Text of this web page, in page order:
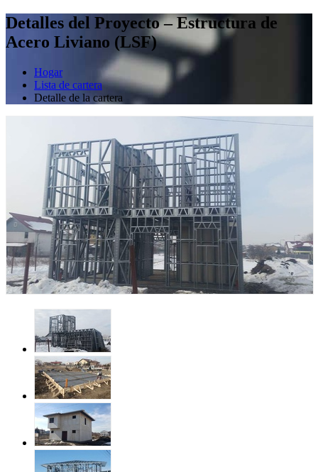
Detalles del Proyecto – Estructura de
Acero Liviano (LSF)
Hogar
Lista de cartera
Detalle de la cartera